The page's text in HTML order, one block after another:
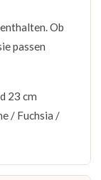
enthalten. Ob
passen
23 cm
/ Fuchsia /